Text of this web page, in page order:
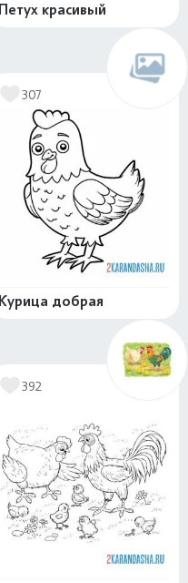
Петух красивый
307
Курица добрая
392